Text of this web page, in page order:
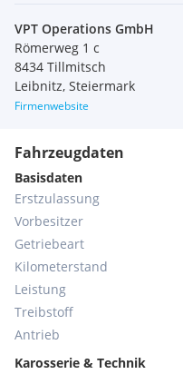
VPT Operations GmbH
Römerweg 1 c
8434 Tillmitsch
Leibnitz, Steiermark
Firmenwebsite
Fahrzeugdaten
Basisdaten
Erstzulassung
Vorbesitzer
Getriebeart
Kilometerstand
Leistung
Treibstoff
Antrieb
Karosserie & Technik